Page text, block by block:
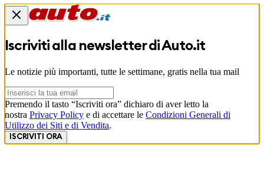
Iscriviti alla newsletter diAuto.it
Le notizie più importanti, tutte le settimane, gratis nella tua mail
Premendo il tasto “Iscriviti ora” dichiaro di aver letto la
nostra Privacy Policy e di accettare le Condizioni Generali di
Utilizzo dei Siti e di Vendita.
ISCRIVITI ORA